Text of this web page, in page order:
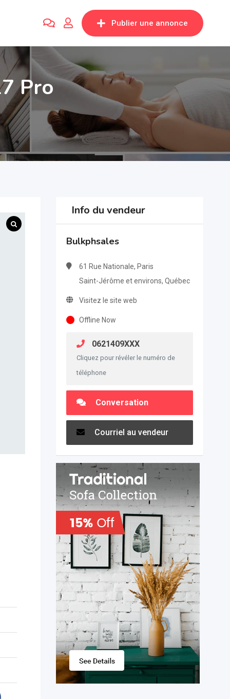
Publier une annonce
Pro
Info du vendeur
Bulkphsales
61 Rue Nationale, Paris
Saint-Jérôme et environs, Québec
Visitez le site web
Offline Now
0621409XXX
Cliquez pour révéler le numéro de
téléphone
Conversation
Courriel au vendeur